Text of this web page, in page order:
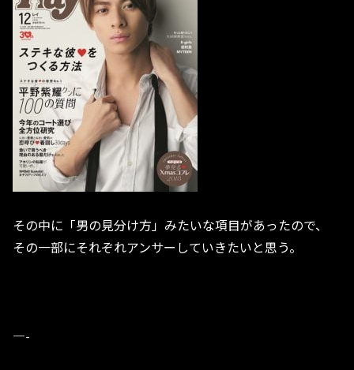
その中に「男の見分け方」みたいな項目があったので、
その一部にそれぞれアンサーしていきたいと思う。
—-